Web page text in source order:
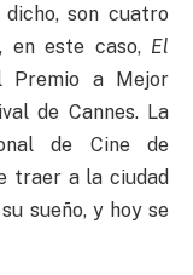
son cuatro
en este caso, El
Premio a Mejor
de Cannes. La
de Cine de
traer a la ciudad
sueño, y hoy se